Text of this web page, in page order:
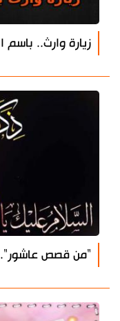
زيارة وارث.. باسم
"من قصص عاشور"..